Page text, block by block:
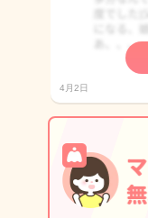
4月2日